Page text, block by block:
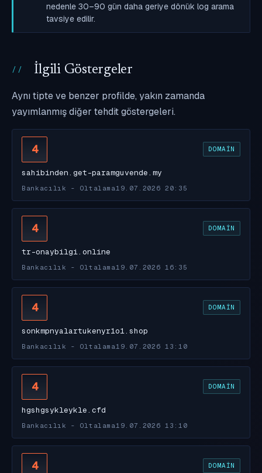
nedenle 30–90 gün daha geriye dönük log arama
tavsiye edilir.
İlgili Göstergeler
Aynı tipte ve benzer profilde, yakın zamanda
yayımlanmış diğer tehdit göstergeleri.
4 DOMAIN
sahibinden.get-paramguvende.my
Bankacılık - Oltalama 19.07.2026 20:35
4 DOMAIN
tr-onaybilgi.online
Bankacılık - Oltalama 19.07.2026 16:35
4 DOMAIN
sonkmpnyalartukenyr1o1.shop
Bankacılık - Oltalama 19.07.2026 13:10
4 DOMAIN
hgshgsykleykle.cfd
Bankacılık - Oltalama 19.07.2026 13:10
4 DOMAIN